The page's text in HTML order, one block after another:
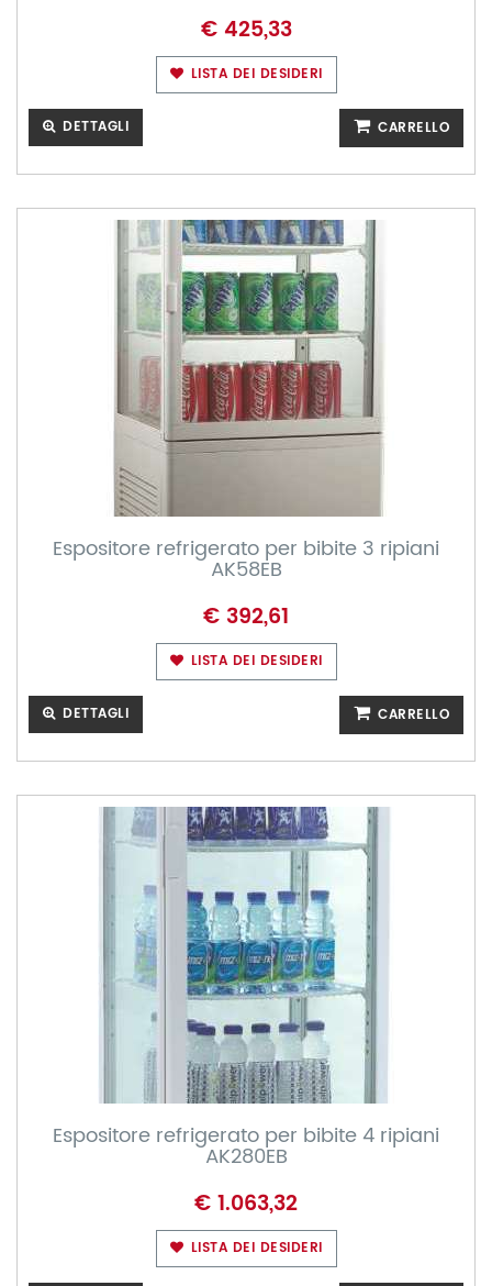
€ 425,33
LISTA DEI DESIDERI
DETTAGLI CARRELLO
Espositore refrigerato per bibite 3 ripiani
AK58EB
€ 392,61
LISTA DEI DESIDERI
DETTAGLI CARRELLO
Espositore refrigerato per bibite 4 ripiani
AK280EB
€ 1.063,32
LISTA DEI DESIDERI